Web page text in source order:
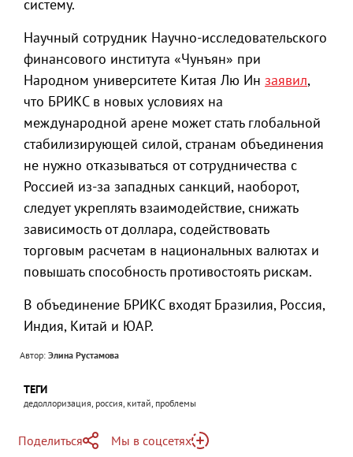
систему.
Научный сотрудник Научно-исследовательского
финансового института «Чунъян» при
Народном университете Китая Лю Ин заявил,
что БРИКС в новых условиях на
международной арене может стать глобальной
стабилизирующей силой, странам объединения
не нужно отказываться от сотрудничества с
Россией из-за западных санкций, наоборот,
следует укреплять взаимодействие, снижать
зависимость от доллара, содействовать
торговым расчетам в национальных валютах и
повышать способность противостоять рискам.
В объединение БРИКС входят Бразилия, Россия,
Индия, Китай и ЮАР.
Автор: Элина Рустамова
ТЕГИ
дедоллоризация, россия, китай, проблемы
Поделиться Мы в соцсетях